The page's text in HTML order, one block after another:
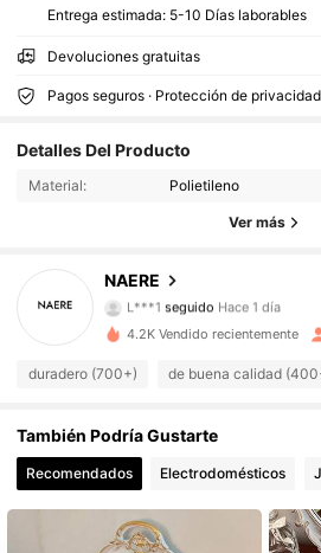
Entrega estimada: 5-10 Días laborables
Devoluciones gratuitas
Pagos seguros · Protección de privacidad
Detalles Del Producto
Material: Polietileno
Ver más
NAERE
4,86 662 Seguidores
L***1 seguido Hace 1 día
4,86
662 Seguidores
4,86 662 Seguidores
4,86
4,86 662 Seguidores
4,86 662 Seguidores
4.2K Vendido recientemente
duradero (700+) de buena calidad
También Podría Gustarte
Recomendados Electrodomésticos